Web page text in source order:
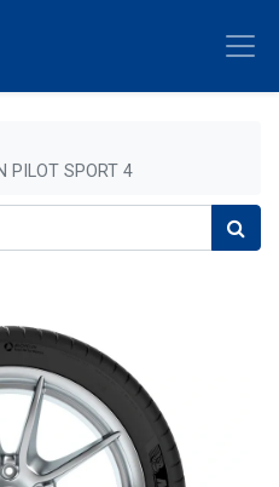
PILOT SPORT 4